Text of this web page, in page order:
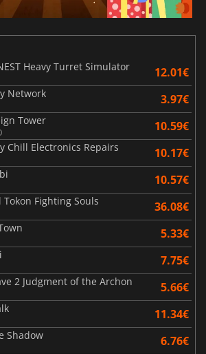
Heavy Turret Simulator
12.01€
Network 3.97€
Tower 10.59€
Chill Electronics Repairs 10.17€
10.57€
Tokon Fighting Souls 36.08€
5.33€
7.75€
2 Judgment of the Archon 5.66€
11.34€
Shadow 6.76€